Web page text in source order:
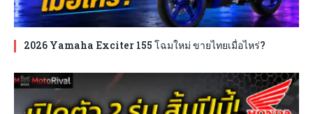
2026 Yamaha Exciter 155 โฉมใหม่ ขายไทยเมื่อไหร่?